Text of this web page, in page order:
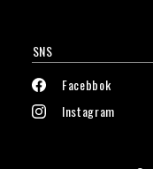
SNS
Facebbok
Instagram